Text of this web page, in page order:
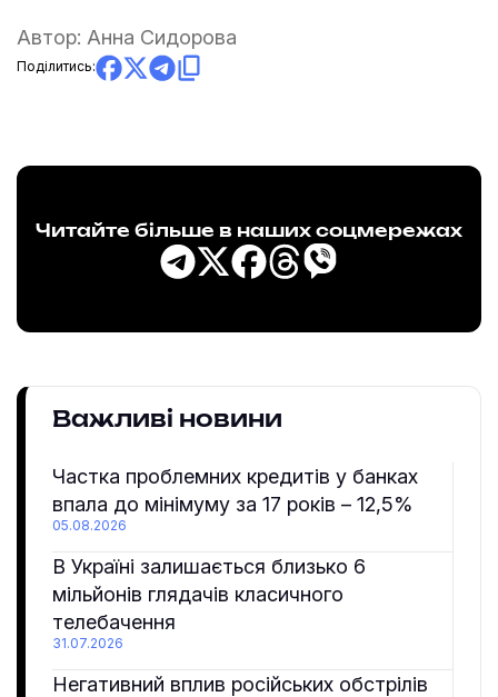
Автор: Анна Сидорова
Поділитись:
Читайте більше в наших соцмережах
Важливі новини
Частка проблемних кредитів у банках
впала до мінімуму за 17 років – 12,5%
05.08.2026
В Україні залишається близько 6
мільйонів глядачів класичного
телебачення
31.07.2026
Негативний вплив російських обстрілів